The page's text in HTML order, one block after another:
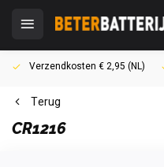
Verzendkosten € 2,95 (NL)
Terug
CR1216